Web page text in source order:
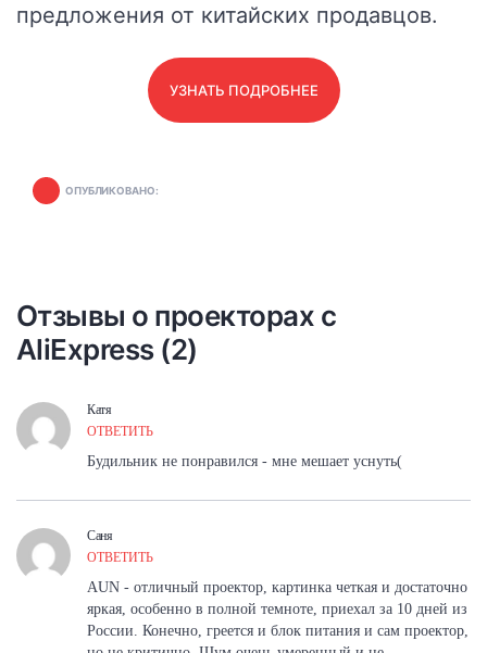
предложения от китайских продавцов.
УЗНАТЬ ПОДРОБНЕЕ
ОПУБЛИКОВАНО:
Отзывы о проекторах с
AliExpress (2)
Катя
ОТВЕТИТЬ
Будильник не понравился - мне мешает уснуть(
Саня
ОТВЕТИТЬ
AUN - отличный проектор, картинка четкая и достаточно
яркая, особенно в полной темноте, приехал за 10 дней из
России. Конечно, греется и блок питания и сам проектор,